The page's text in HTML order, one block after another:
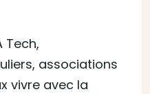
Tech,
associations
vivre avec la